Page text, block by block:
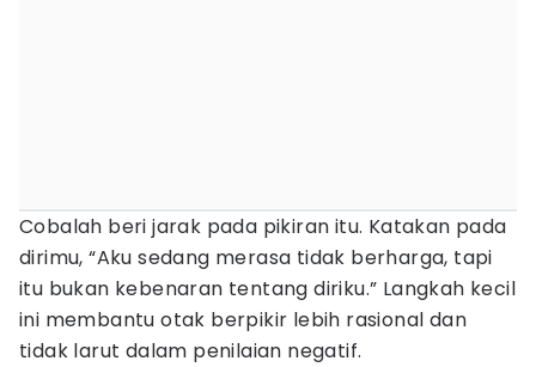
Cobalah beri jarak pada pikiran itu. Katakan pada
dirimu, “Aku sedang merasa tidak berharga, tapi
itu bukan kebenaran tentang diriku.” Langkah kecil
ini membantu otak berpikir lebih rasional dan
tidak larut dalam penilaian negatif.